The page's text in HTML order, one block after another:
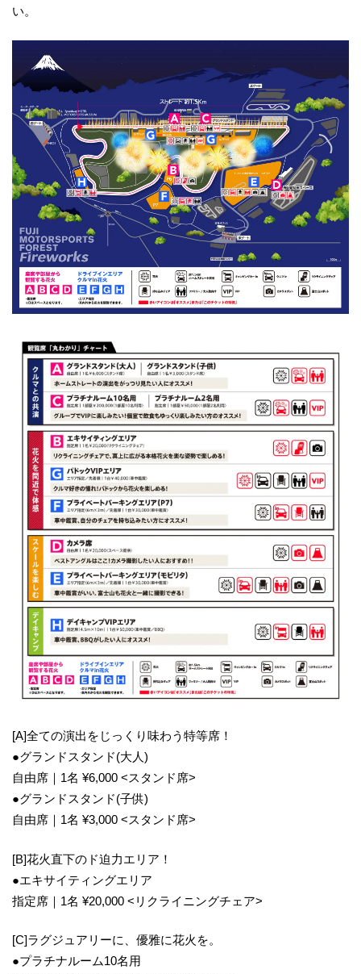
い。
[A]全ての演出をじっくり味わう特等席！
●グランドスタンド(大人)
自由席｜1名 ¥6,000 <スタンド席>
●グランドスタンド(子供)
自由席｜1名 ¥3,000 <スタンド席>
[B]花火直下のド迫力エリア！
●エキサイティングエリア
指定席｜1名 ¥20,000 <リクライニングチェア>
[C]ラグジュアリーに、優雅に花火を。
●プラチナルーム10名用